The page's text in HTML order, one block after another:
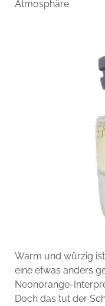
Atmosphäre.
Warm und würzig
eine etwas anders
Neonorange-
Doch das tut der